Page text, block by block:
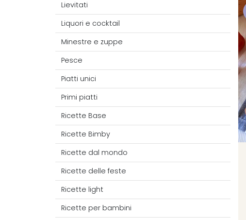
Lievitati
Liquori e cocktail
Minestre e zuppe
Pesce
Piatti unici
Primi piatti
Ricette Base
Ricette Bimby
Ricette dal mondo
Ricette delle feste
Ricette light
Ricette per bambini